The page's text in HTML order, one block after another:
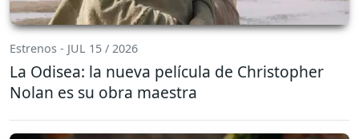
Estrenos - JUL 15 / 2026
La Odisea: la nueva película de Christopher
Nolan es su obra maestra